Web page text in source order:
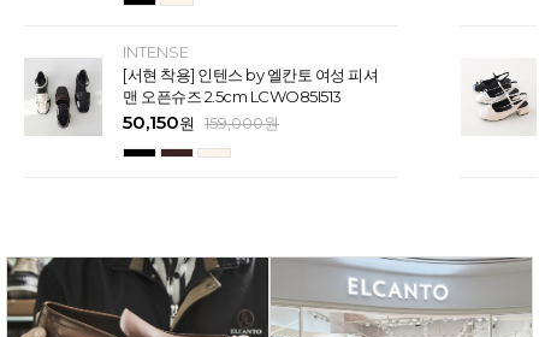
INTENSE
[서현 착용] 인텐스 by 엘칸토 여성 피셔
맨 오픈슈즈 2.5cm LCWO85I513
50,150원 159,000원